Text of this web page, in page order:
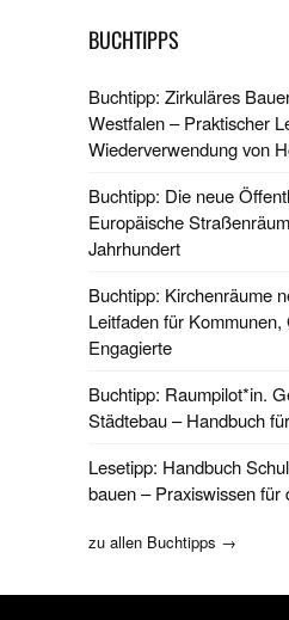
BUCHTIPPS
Buchtipp: Zirkuläres
Westfalen – Praktischer
Wiederverwendung von
Buchtipp: Die neue
Europäische
Jahrhundert
Buchtipp: Kirchenräume
Leitfaden für
Engagierte
Buchtipp: Raumpilot*in.
Städtebau – Handbuch
Lesetipp: Handbuch
bauen – Praxiswissen für
zu allen Buchtipps →